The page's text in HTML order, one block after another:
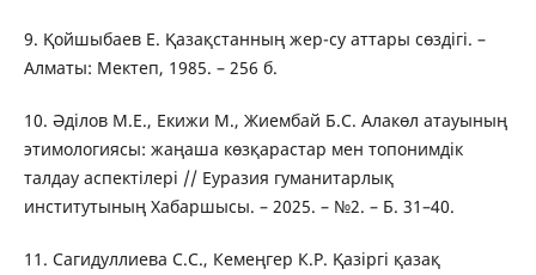
9. Қойшыбаев Е. Қазақстанның жер-су аттары сөздігі. –
Алматы: Мектеп, 1985. – 256 б.
10. Әділов М.Е., Екижи М., Жиембай Б.С. Алакөл атауының
этимологиясы: жаңаша көзқарастар мен топонимдік
талдау аспектілері // Еуразия гуманитарлық
институтының Хабаршысы. – 2025. – №2. – Б. 31–40.
11. Сагидуллиева С.С., Кемеңгер К.Р. Қазіргі қазақ